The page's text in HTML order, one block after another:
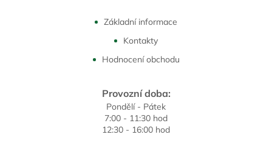
Základní informace
Kontakty
Hodnocení obchodu
Provozní doba:
Pondělí - Pátek
7:00 - 11:30 hod
12:30 - 16:00 hod